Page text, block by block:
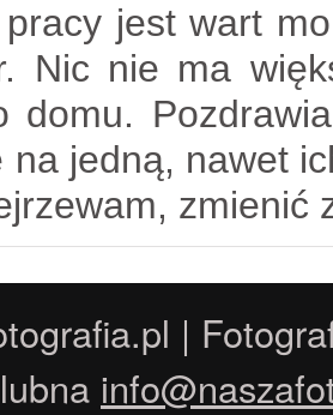
jest wart
Nic nie ma
domu.
na jedną, nawet
zmienić
|